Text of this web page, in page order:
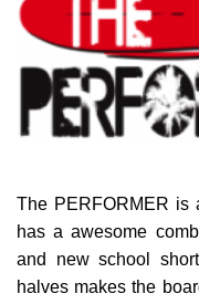
The PERFORMER is
has a awesome
and new school
halves makes the